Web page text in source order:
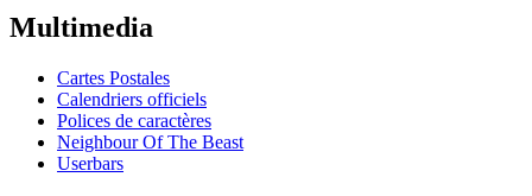
Multimedia
Cartes Postales
Calendriers officiels
Polices de caractères
Neighbour Of The Beast
Userbars